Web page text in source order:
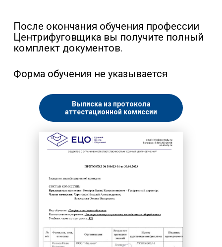
После окончания обучения профессии
Центрифуговщика вы получите полный
комплект документов.
Форма обучения не указывается
Выписка из протокола
аттестационной комиссии